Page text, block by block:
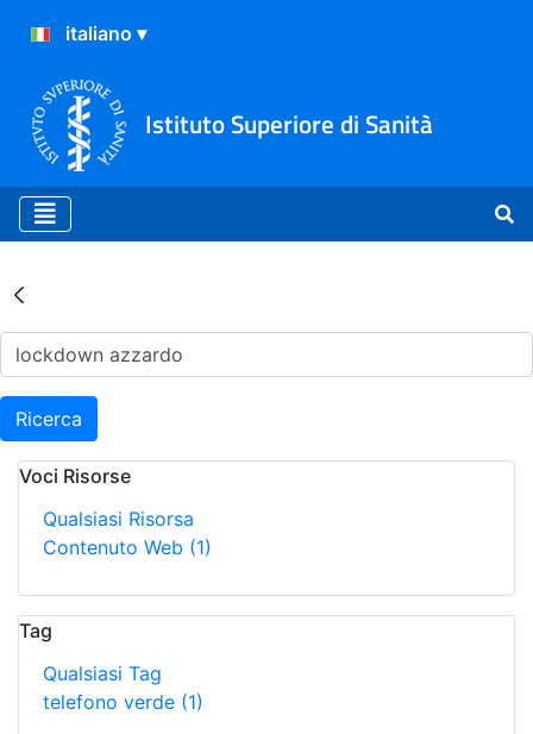
Istituto Superiore di Sanità
Risultati della Ricerca -
Ricerca
Voci Risorse
Qualsiasi Risorsa
Contenuto Web (1)
Tag
Qualsiasi Tag
telefono verde (1)